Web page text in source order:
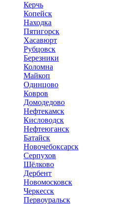
Керчь
Копейск
Находка
Пятигорск
Хасавюрт
Рубцовск
Березники
Коломна
Майкоп
Одинцово
Ковров
Домодедово
Нефтекамск
Кисловодск
Нефтеюганск
Батайск
Новочебоксарск
Серпухов
Щёлково
Дербент
Новомосковск
Черкесск
Первоуральск